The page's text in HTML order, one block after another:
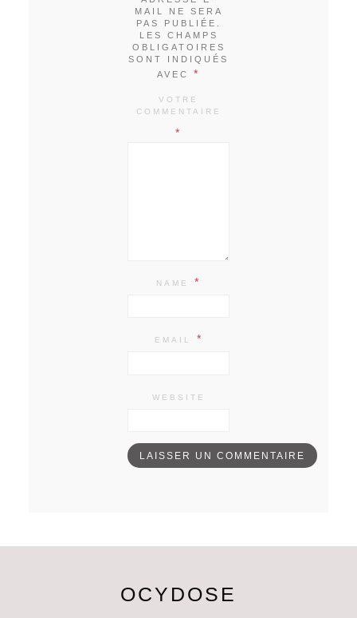
MAIL NE SERA
PAS PUBLIÉE.
LES CHAMPS
OBLIGATOIRES
SONT INDIQUÉS
AVEC *
VOTRE
COMMENTAIRE
*
NAME *
EMAIL *
WEBSITE
OCYDOSE